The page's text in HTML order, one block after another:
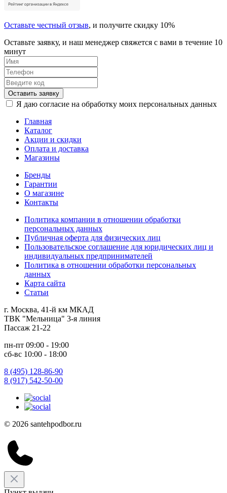
Оставьте честный отзыв, и получите скидку 10%
Оставьте заявку, и наш менеджер свяжется с вами в течение 10
минут
Оставить заявку
Я даю согласие на обработку моих персональных данных
Главная
Каталог
Акции и скидки
Оплата и доставка
Магазины
Бренды
Гарантии
О магазине
Контакты
Политика компании в отношении обработки
персональных данных
Публичная оферта для физических лиц
Пользовательское соглашение для юридических лиц и
индивидуальных предпринимателей
Политика в отношении обработки персональных
данных
Карта сайта
Статьи
г. Москва, 41-й км МКАД
ТВК "Мельница" 3-я линия
Пассаж 21-22
пн-пт 09:00 - 19:00
сб-вс 10:00 - 18:00
8 (495) 128-86-90
8 (917) 542-50-00
© 2026 santehpodbor.ru